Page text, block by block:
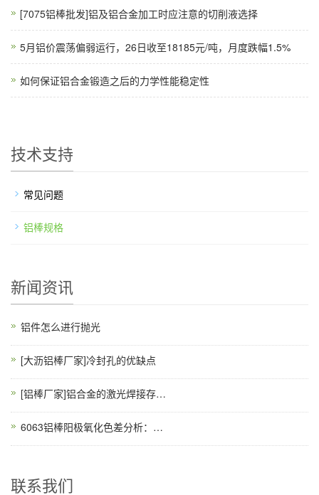
[7075铝棒批发]铝及铝合金加工时应注意的切削液选择
5月铝价震荡偏弱运行，26日收至18185元/吨，月度跌幅1.5%
如何保证铝合金锻造之后的力学性能稳定性
技术支持
常见问题
铝棒规格
新闻资讯
铝件怎么进行抛光
[大沥铝棒厂家]冷封孔的优缺点
[铝棒厂家]铝合金的激光焊接存在的缺陷
6063铝棒阳极氧化色差分析：槽液温度与电流密度纠偏
联系我们